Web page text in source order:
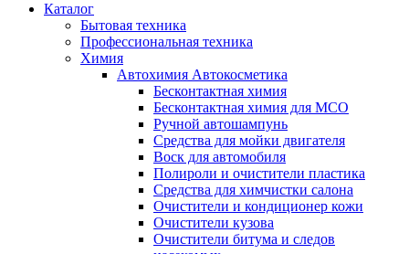
Каталог
Бытовая техника
Профессиональная техника
Химия
Автохимия Автокосметика
Бесконтактная химия
Бесконтактная химия для МСО
Ручной автошампунь
Средства для мойки двигателя
Воск для автомобиля
Полироли и очистители пластика
Средства для химчистки салона
Очистители и кондиционер кожи
Очистители кузова
Очистители битума и следов